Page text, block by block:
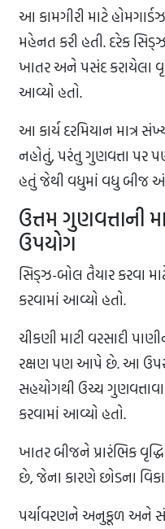
આ કામગીરી માટે
મહેનત કરી હતી. દરેક
ખાતર અને પસંદ કરાયેલા
આવ્યો હતો.
આ કાર્ય દરમિયાન માત્ર
નહોતું, પરંતુ ગુણવત્તા પર
હતું જેથી વધુમાં વધુ બીજ
ઉત્તમ ગુણવત્તાની
ઉપયોગ
સિડ્ઝ-બોલ તૈયાર કરવા
કરવામાં આવ્યો હતો.
ચીકણી માટી વરસાદી
રક્ષણ પણ આપે છે. આ
સહયોગથી ઉચ્ચ
કરવામાં આવ્યો હતો.
ખાતર બીજને પ્રારંભિક
છે, જેના કારણે છોડના
પર્યાવરણને અનુકૂળ અને